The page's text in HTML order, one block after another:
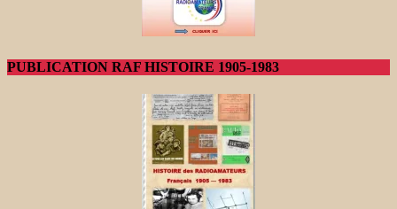
PUBLICATION RAF HISTOIRE 1905-1983